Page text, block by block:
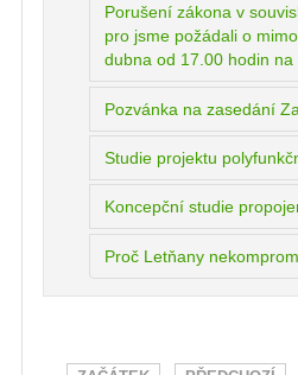
Porušení zákona v
pro jsme požádali o
dubna od 17.00 hodin
Pozvánka na zasedání
Studie projektu
Koncepční studie
Proč Letňany